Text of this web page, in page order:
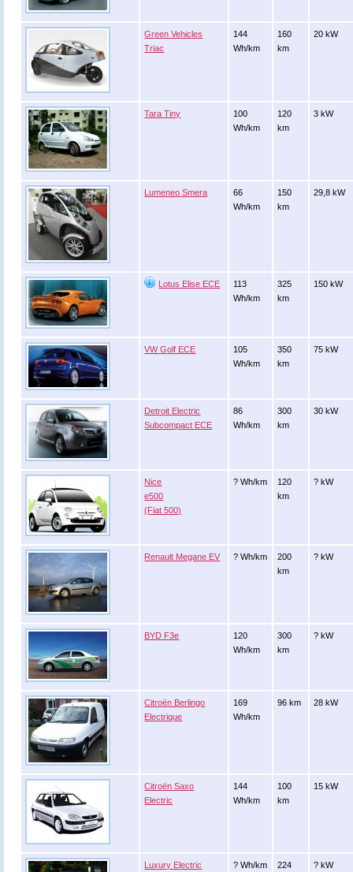
Green Vehicles
Triac
144
Wh/km
160
km
20 kW
Tara Tiny
100
Wh/km
120
km
3 kW
Lumeneo Smera
66
Wh/km
150
km
29,8 kW
Lotus Elise ECE
113
Wh/km
325
km
150 kW
VW Golf ECE
105
Wh/km
350
km
75 kW
Detroit Electric
Subcompact ECE
86
Wh/km
300
km
30 kW
Nice
e500
(Fiat 500)
? Wh/km
120
km
? kW
Renault Megane EV ? Wh/km
200
km
? kW
BYD F3e
120
Wh/km
300
km
? kW
Citroën Berlingo
Electrique
169
Wh/km
96 km 28 kW
Citroën Saxo
Electric
144
Wh/km
100
km
15 kW
Luxury Electric
? Wh/km
224
? kW